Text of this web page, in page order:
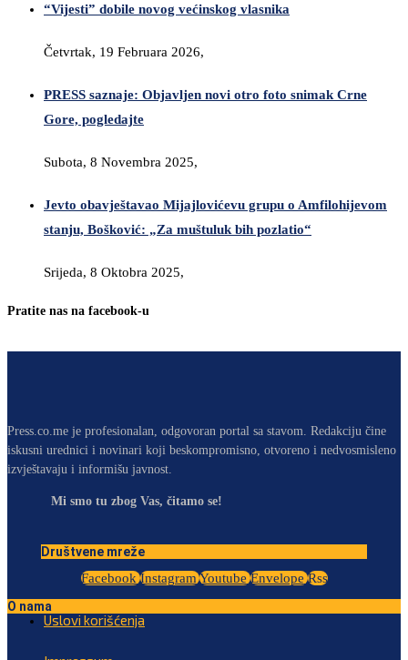
“Vijesti” dobile novog većinskog vlasnika
Četvrtak, 19 Februara 2026,
PRESS saznaje: Objavljen novi otro foto snimak Crne
Gore, pogledajte
Subota, 8 Novembra 2025,
Jevto obavještavao Mijajlovićevu grupu o Amfilohijevom
stanju, Bošković: „Za muštuluk bih pozlatio“
Srijeda, 8 Oktobra 2025,
Pratite nas na facebook-u
Press.co.me je profesionalan, odgovoran portal sa stavom. Redakciju čine
iskusni urednici i novinari koji beskompromisno, otvoreno i nedvosmisleno
izvještavaju i informišu javnost.
Mi smo tu zbog Vas, čitamo se!
Društvene mreže
Facebook Instagram Youtube Envelope Rss
O nama
Uslovi korišćenja